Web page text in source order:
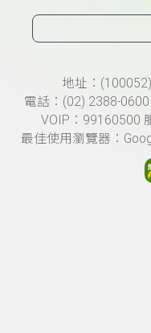
頁尾資訊地址：
電話：(02) 2388-
VOIP：99160500
最佳使用瀏覽器：